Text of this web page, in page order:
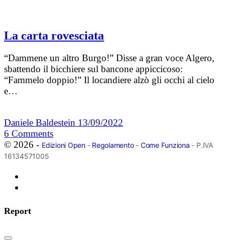
La carta rovesciata
“Dammene un altro Burgo!” Disse a gran voce Algero,
sbattendo il bicchiere sul bancone appiccicoso:
“Fammelo doppio!” Il locandiere alzò gli occhi al cielo
e…
Daniele Baldestein 13/09/2022
6 Comments
© 2026 - Edizioni Open- Regolamento- Come Funziona - P.IVA
16134571005
Report